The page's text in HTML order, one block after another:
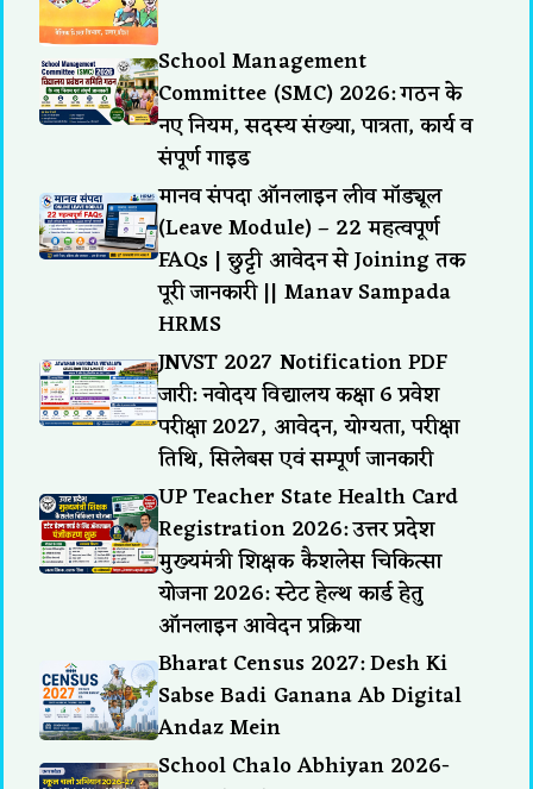
School Management
Committee (SMC) 2026: गठन के
नए नियम, सदस्य संख्या, पात्रता, कार्य व
संपूर्ण गाइड
मानव संपदा ऑनलाइन लीव मॉड्यूल
(Leave Module) – 22 महत्वपूर्ण
FAQs | छुट्टी आवेदन से Joining तक
पूरी जानकारी || Manav Sampada
HRMS
JNVST 2027 Notification PDF
जारी: नवोदय विद्यालय कक्षा 6 प्रवेश
परीक्षा 2027, आवेदन, योग्यता, परीक्षा
तिथि, सिलेबस एवं सम्पूर्ण जानकारी
UP Teacher State Health Card
Registration 2026: उत्तर प्रदेश
मुख्यमंत्री शिक्षक कैशलेस चिकित्सा
योजना 2026: स्टेट हेल्थ कार्ड हेतु
ऑनलाइन आवेदन प्रक्रिया
Bharat Census 2027: Desh Ki
Sabse Badi Ganana Ab Digital
Andaz Mein
School Chalo Abhiyan 2026-